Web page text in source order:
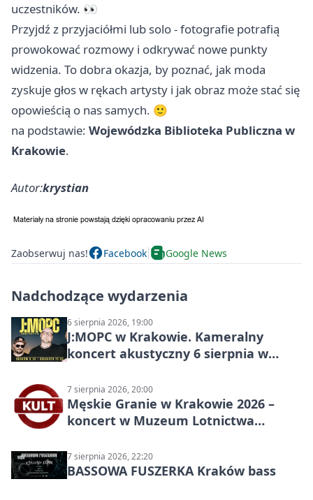
uczestników. 👀
Przyjdź z przyjaciółmi lub solo - fotografie potrafią
prowokować rozmowy i odkrywać nowe punkty
widzenia. To dobra okazja, by poznać, jak moda
zyskuje głos w rękach artysty i jak obraz może stać się
opowieścią o nas samych. 🙂
na podstawie: Wojewódzka Biblioteka Publiczna w
Krakowie.
Autor:krystian
Zaobserwuj nas! Facebook Google News
Nadchodzące wydarzenia
6 sierpnia 2026, 19:00
J:МОРС w Krakowie. Kameralny
koncert akustyczny 6 sierpnia w
7 sierpnia 2026, 20:00
Męskie Granie w Krakowie 2026 –
koncert w Muzeum Lotnictwa
7 sierpnia 2026, 22:20
BASSOWA FUSZERKA Kraków bass